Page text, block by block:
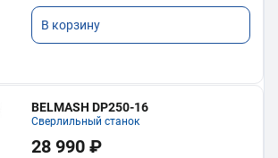
В корзину
BELMASH DP250-16
Сверлильный станок
28 990 ₽